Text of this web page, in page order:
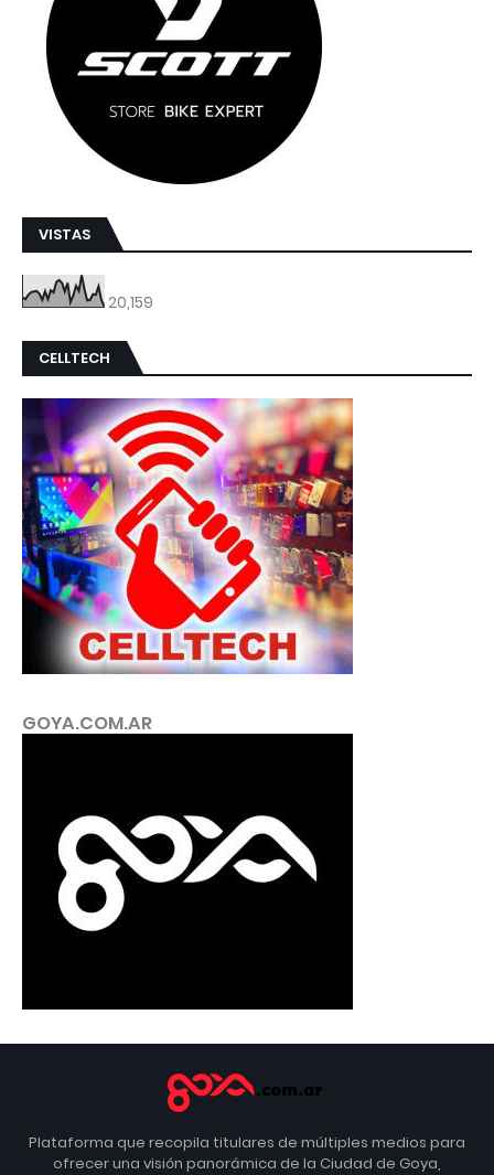
VISTAS
20,159
CELLTECH
GOYA.COM.AR
Plataforma que recopila titulares de múltiples medios para
ofrecer una visión panorámica de la Ciudad de Goya,